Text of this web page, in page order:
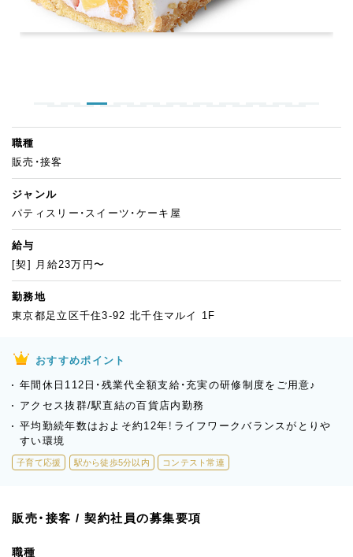
職種
販売・接客
ジャンル
パティスリー・スイーツ・ケーキ屋
給与
[契] 月給23万円〜
勤務地
東京都足立区千住3-92 北千住マルイ 1F
おすすめポイント
年間休日112日・残業代全額支給・充実の研修制度をご用意♪
アクセス抜群/駅直結の百貨店内勤務
平均勤続年数はおよそ約12年！ライフワークバランスがとりや
すい環境
子育て応援 駅から徒歩5分以内 コンテスト常連
販売・接客 / 契約社員の募集要項
職種